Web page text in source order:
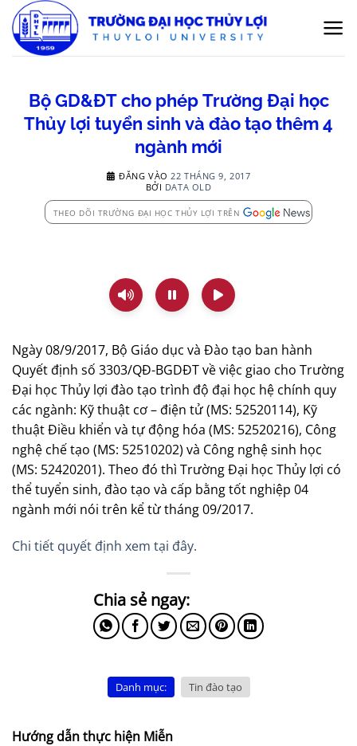
qua
nội
Bộ GD&ĐT cho phép Trường Đại học
Thủy lợi tuyển sinh và đào tạo thêm 4
ngành mới
ĐĂNG VÀO 22 THÁNG 9, 2017
BỞI DATA OLD
THEO DÕI TRƯỜNG ĐẠI HỌC THỦY LỢI TRÊN
Ngày 08/9/2017, Bộ Giáo dục và Đào tạo ban hành
Quyết định số 3303/QĐ-BGDĐT về việc giao cho Trường
Đại học Thủy lợi đào tạo trình độ đại học hệ chính quy
các ngành: Kỹ thuật cơ – điện tử (MS: 52520114), Kỹ
thuật Điều khiển và tự động hóa (MS: 52520216), Công
nghệ chế tạo (MS: 52510202) và Công nghệ sinh học
(MS: 52420201). Theo đó thì Trường Đại học Thủy lợi có
thể tuyển sinh, đào tạo và cấp bằng tốt nghiệp 04
ngành mới nói trên kể từ tháng 09/2017.
Chi tiết quyết định xem tại đây.
Danh mục: Tin đào tạo
Hướng dẫn thực hiện Miễn